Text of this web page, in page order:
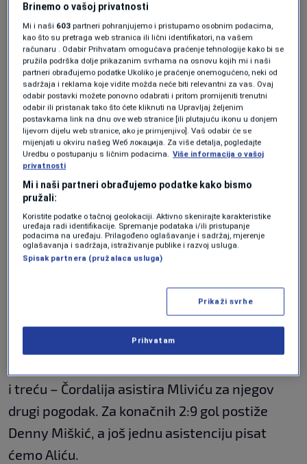
upisuje i Andreas Andrijašević. Za ova dva
pogotka asistirali su Nermin Alić, Vasilije
Vučinić i Adnan Mlivić dva puta.
U strijelce se i u ovom susretu upisuje Nikko
Gaković, a treću asistenciju postiže Mlivić.
Nakon pogotka, Gaković asistira Belminu
Sinanbegoviću za novi gol naše reprezentacije.
Drugu trećinu golom otvara Gaković, nakon
čega svoj prvi gol na prvenstvu postiže i Dino
Čordalija. Asistirali su im Tarik Ćatović i Mlivić.
četiri asistencije postiže i pogodak na ovom
meču. Mliviću je za gol asistirao Čordalija.
i treću – Čordalija asistira Mliviću za njegov
drugi pogodak. Za konačnih 2:9 gol postiže
Denny Miškić, a još jednu asistenciju pisat
ćemo Aliću.
Brinemo o vašoj privatnosti
Mi i naši 603 partneri pohranjujemo i pristupamo osobnim podacima,
kao što su pretraga web stranica ili lični identifikatori, na vašem
računaru . Odabir Prihvatam omogućava praćenje tehnologije kako bi se
pružila podrška dolje prikazanim svrhama na osnovu kojih mi i naši
partneri obrađujemo podatke Ukoliko je praćenje onemogućeno, neki od
sadržaja i reklama koje vidite možda neće biti relevantni za vas. Ovaj
odabir postavki možete ponovno odabrati i pritom promijeniti trenutni
odabir ili pristanak tako što ćete kliknuti na Upravljaj željenim
postavkama link na dnu ove web stranice [ili plutajuću ikonu u donjem
lijevom dijelu web stranice, ako je primjenjivo]. Vaš odabir će se
mijenjati u okviru našeg Wеб локација. Za više detalja, pogledajte
Uredbu o postupanju s ličnim podacima. Više informacija o vašoj
privatnosti
Mi i naši partneri obrađujemo podatke kako bismo
pružali:
Koristite podatke o tačnoj geolokaciji. Aktivno skenirajte karakteristike
uređaja radi identifikacije. Spremanje podataka i/ili pristupanje
podacima na uređaju. Prilagođeno oglašavanje i sadržaj, mjerenje
oglašavanja i sadržaja, istraživanje publike i razvoj usluga.
Spisak partnera (pružalaca usluga)
Prikaži svrhe
Prihvatam